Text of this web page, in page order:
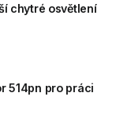
chytré osvětlení
514pn pro práci